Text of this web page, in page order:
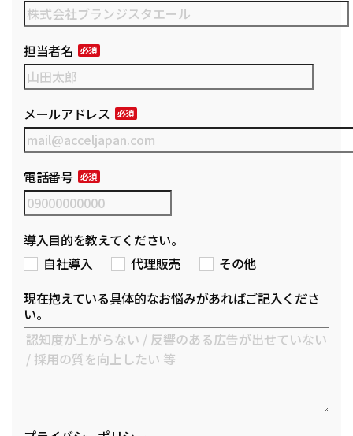
担当者名
メールアドレス
電話番号
導入目的を教えてください。
自社導入
代理販売
その他
現在抱えている具体的なお悩みがあればご記入くださ
い。